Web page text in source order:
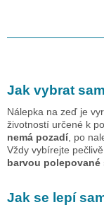
Jak vybrat
Nálepka na zeď je
životností určené k
nemá pozadí, po
Vždy vybírejte
barvou polepované
Jak se lepí